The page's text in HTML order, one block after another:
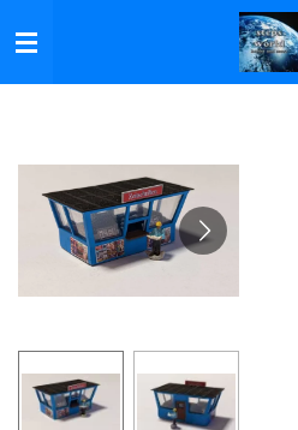
Hauptinhalt